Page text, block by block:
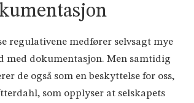
regulativene medfører selvsagt mye
med dokumentasjon. Men samtidig
de også som en beskyttelse for oss,
som opplyser at selskapets